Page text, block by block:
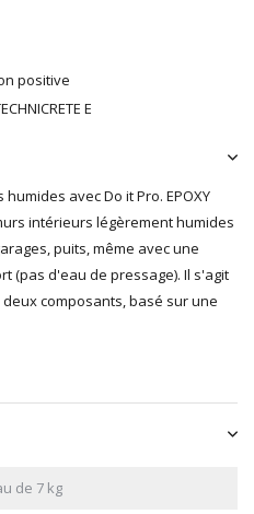
positive
E
avec Do it Pro. EPOXY
intérieurs légèrement humides
puits, même avec une
(pas d'eau de pressage). Il s'agit
composants, basé sur une
de 7 kg